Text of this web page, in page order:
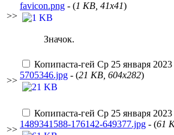
>>
favicon.png - (1 KB, 41x41)
Значок.
>>
Копипаста-гей Ср 25 января
5705346.jpg - (21 KB, 604x282)
>>
Копипаста-гей Ср 25 января
1489341588-176142-649377.jpg - (61